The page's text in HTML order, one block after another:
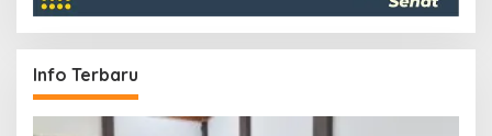
Info Terbaru